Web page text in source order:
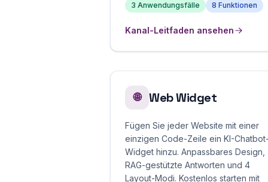
3 Anwendungsfälle 8 Funktionen
Kanal-Leitfaden ansehen
🌐 Web Widget
Fügen Sie jeder Website mit einer
einzigen Code-Zeile ein KI-Chatbot-
Widget hinzu. Anpassbares Design,
RAG-gestützte Antworten und 4
Layout-Modi. Kostenlos starten mit